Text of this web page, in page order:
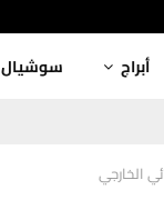
أبراج سوشيال
الخارجي